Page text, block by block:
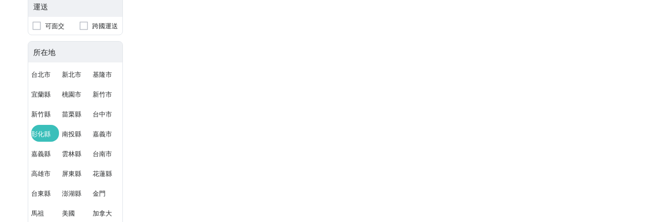
運送
可面交 跨國運送
所在地
台北市 新北市 基隆市
宜蘭縣 桃園市 新竹市
新竹縣 苗栗縣 台中市
彰化縣 南投縣 嘉義市
嘉義縣 雲林縣 台南市
高雄市 屏東縣 花蓮縣
台東縣 澎湖縣 金門
馬祖 美國 加拿大